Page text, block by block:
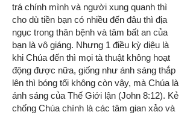
trá chính mình và người xung quanh thì
cho dù tiền bạn có nhiều đến đâu thì địa
ngục trong thân bệnh và tâm bất an của
bạn là vô giáng. Nhưng 1 điều kỳ diệu là
khi Chúa đến thì mọi tà thuật không hoạt
động được nữa, giống như ánh sáng thắp
lên thì bóng tối không còn vậy, mà Chúa là
ánh sáng của Thế Giới lận (John 8:12). Kẻ
chống Chúa chính là các tâm gian xảo và